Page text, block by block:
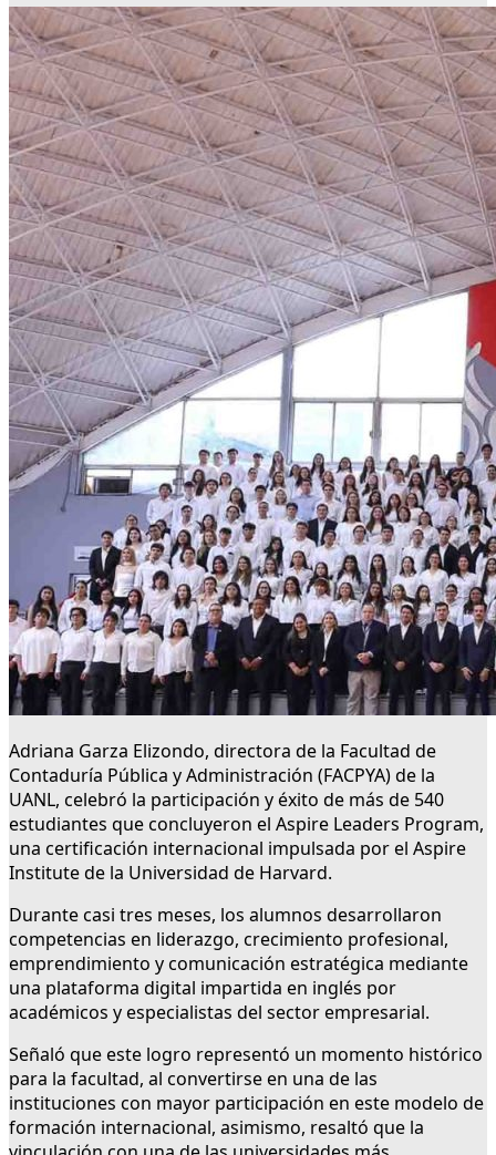
Adriana Garza Elizondo, directora de la Facultad de
Contaduría Pública y Administración (FACPYA) de la
UANL, celebró la participación y éxito de más de 540
estudiantes que concluyeron el Aspire Leaders Program,
una certificación internacional impulsada por el Aspire
Institute de la Universidad de Harvard.
Durante casi tres meses, los alumnos desarrollaron
competencias en liderazgo, crecimiento profesional,
emprendimiento y comunicación estratégica mediante
una plataforma digital impartida en inglés por
académicos y especialistas del sector empresarial.
Señaló que este logro representó un momento histórico
para la facultad, al convertirse en una de las
instituciones con mayor participación en este modelo de
formación internacional, asimismo, resaltó que la